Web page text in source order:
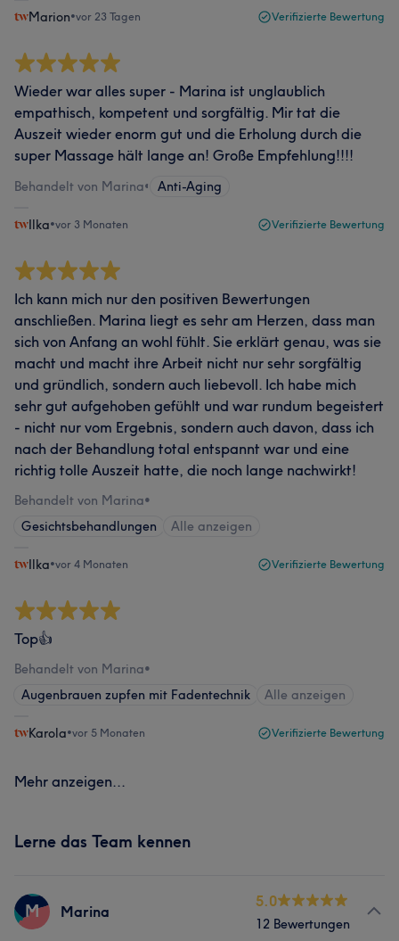
Marion•vor 23 Tagen Verifizierte Bewertung
Wieder war alles super - Marina ist unglaublich
empathisch, kompetent und sorgfältig. Mir tat die
Auszeit wieder enorm gut und die Erholung durch die
super Massage hält lange an! Große Empfehlung!!!!
Behandelt von Marina• Anti-Aging
Ilka•vor 3 Monaten Verifizierte Bewertung
Ich kann mich nur den positiven Bewertungen
anschließen. Marina liegt es sehr am Herzen, dass man
sich von Anfang an wohl fühlt. Sie erklärt genau, was sie
macht und macht ihre Arbeit nicht nur sehr sorgfältig
und gründlich, sondern auch liebevoll. Ich habe mich
sehr gut aufgehoben gefühlt und war rundum begeistert
- nicht nur vom Ergebnis, sondern auch davon, dass ich
nach der Behandlung total entspannt war und eine
richtig tolle Auszeit hatte, die noch lange nachwirkt!
Behandelt von Marina•
Gesichtsbehandlungen
Alle anzeigen
Ilka•vor 4 Monaten Verifizierte Bewertung
Top👍
Behandelt von Marina•
Augenbrauen zupfen mit Fadentechnik
Alle anzeigen
Karola•vor 5 Monaten Verifizierte Bewertung
Mehr anzeigen...
Lerne das Team kennen
M Marina
5.0
12 Bewertungen